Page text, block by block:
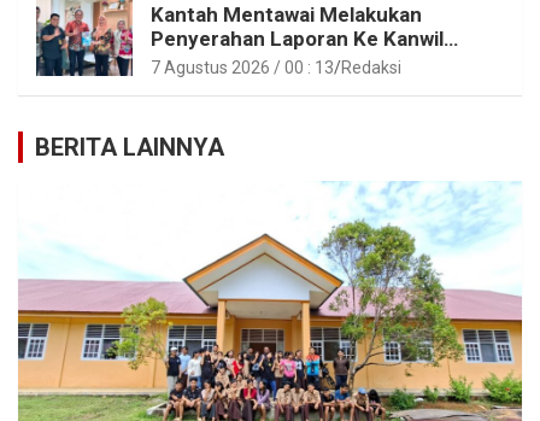
Kantah Mentawai Melakukan
Penyerahan Laporan Ke Kanwil
Kemen ATR/BPN RI Sumbar
7 Agustus 2026 / 00 : 13 Redaksi
BERITA LAINNYA